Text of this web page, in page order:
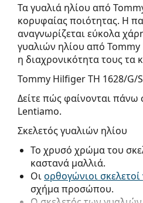
Τα γυαλιά ηλίου από
κορυφαίας ποιότητας. Η
αναγνωρίζεται εύκολα
γυαλιών ηλίου από
η διαχρονικότητα τους τα
Tommy Hilfiger TH 1628/G/
Δείτε πώς φαίνονται πάνω
Lentiamo.
Σκελετός γυαλιών ηλίου
Το χρυσό χρώμα του
καστανά μαλλιά.
Οιορθογώνιοι
σχήμα προσώπου.